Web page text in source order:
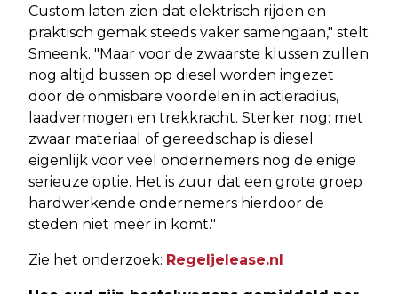
Custom laten zien dat elektrisch rijden en
praktisch gemak steeds vaker samengaan," stelt
Smeenk. "Maar voor de zwaarste klussen zullen
nog altijd bussen op diesel worden ingezet
door de onmisbare voordelen in actieradius,
laadvermogen en trekkracht. Sterker nog: met
zwaar materiaal of gereedschap is diesel
eigenlijk voor veel ondernemers nog de enige
serieuze optie. Het is zuur dat een grote groep
hardwerkende ondernemers hierdoor de
steden niet meer in komt."
Zie het onderzoek: Regeljelease.nl